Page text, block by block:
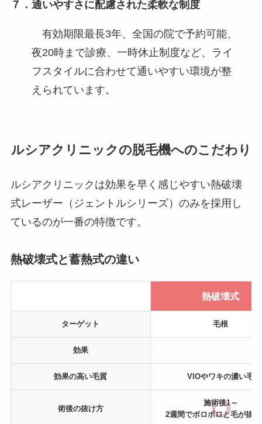
７．通いやすさに配慮された柔軟な制度
有効期限最長3年、全国の院で予約可能、
夜20時まで診療、一時休止制度など、ライ
フスタイルに合わせて通いやすい環境が整
えられています。
ルシアクリニックの脱毛機へのこだわり
ルシアクリニックは効果を早く感じやすい熱破壊
式レーザー（ジェントルシリーズ）のみを採用し
ているのが一番の特徴です。
熱破壊式と蓄熱式の違い
熱破壊式
ターゲット 毛根
効果
効果の高い毛質 VIOやワキの濃い毛
術後の抜け方
施術後1～
2週間でポロポロと毛が抜